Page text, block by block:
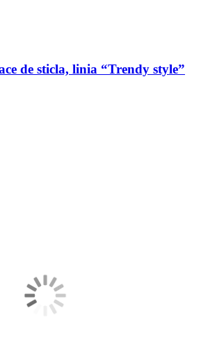
de sticla, linia “Trendy style”